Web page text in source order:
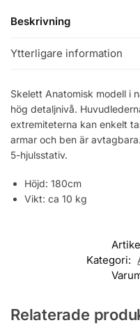
Beskrivning
Ytterligare information
Skelett Anatomisk modell i
hög detaljnivå.
extremiteterna kan enkelt
armar och ben är
5-hjulsstativ.
Höjd: 180cm
Vikt: ca 10 kg
Kategori:
Relaterade